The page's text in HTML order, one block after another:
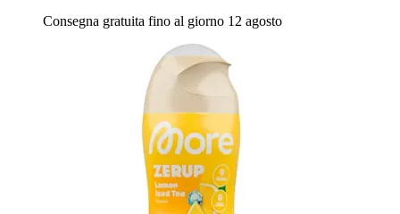
Consegna gratuita fino al giorno 12 agosto